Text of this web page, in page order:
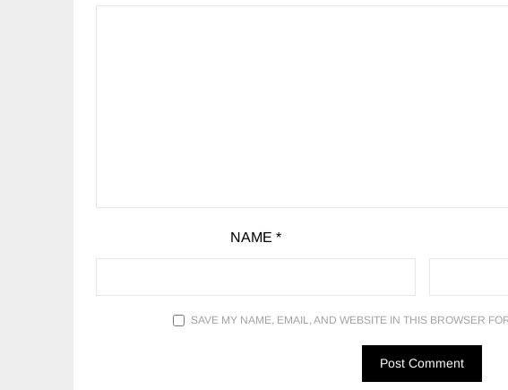
NAME*
SAVE MY NAME, EMAIL, AND WEBSITE IN THIS BROWSER